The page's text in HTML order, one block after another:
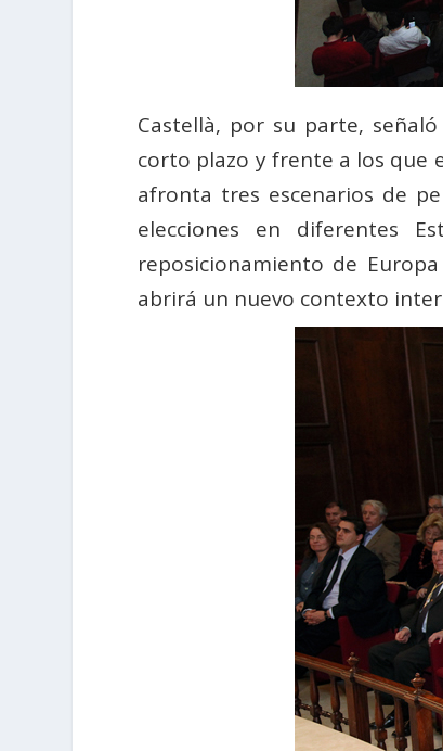
Castellà, por su parte,
corto plazo y frente a los que
afronta tres escenarios de
elecciones en diferentes
reposicionamiento de
abrirá un nuevo contexto